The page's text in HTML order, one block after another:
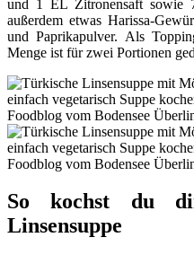
und 1 EL Zitronensaft sowie
außerdem etwas Harissa-
und Paprikapulver. Als
Menge ist für zwei Portionen
So kochst du
Linsensuppe